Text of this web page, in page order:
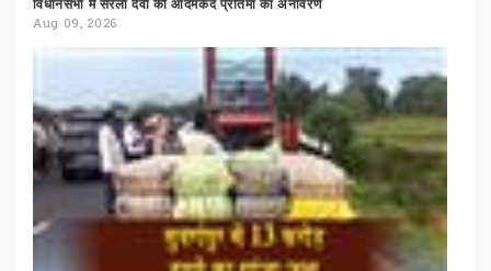
विधानसभा में सरला देवी की आदमकद प्रतिमा का अनावरण
Aug 09, 2026